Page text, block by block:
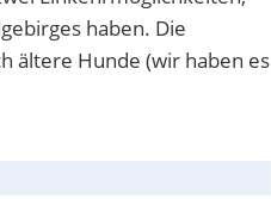
haben. Die
ältere Hunde (wir haben es